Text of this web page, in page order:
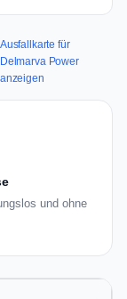
Ausfallkarte für
Delmarva Power
anzeigen
und ohne